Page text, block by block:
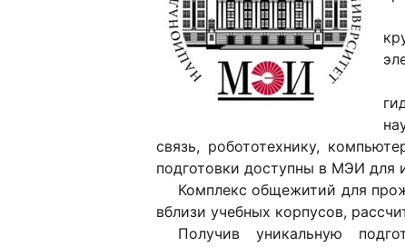
связь, робототехнику,
подготовки доступны в МЭИ для
Комплекс общежитий для
вблизи учебных корпусов,
Получив уникальную